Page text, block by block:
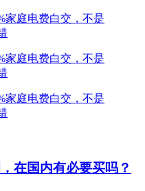
在国内有必要买吗？